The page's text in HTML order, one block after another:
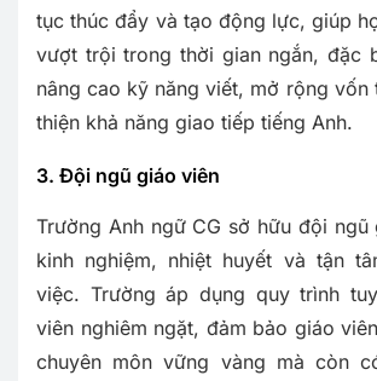
tục thúc đẩy và tạo động lực, giúp
vượt trội trong thời gian ngắn, đặc
nâng cao kỹ năng viết, mở rộng vốn
thiện khả năng giao tiếp tiếng Anh.
3. Đội ngũ giáo viên
Trường Anh ngữ CG sở hữu đội ngũ
kinh nghiệm, nhiệt huyết và tận
việc. Trường áp dụng quy trình
viên nghiêm ngặt, đảm bảo giáo
chuyên môn vững vàng mà còn